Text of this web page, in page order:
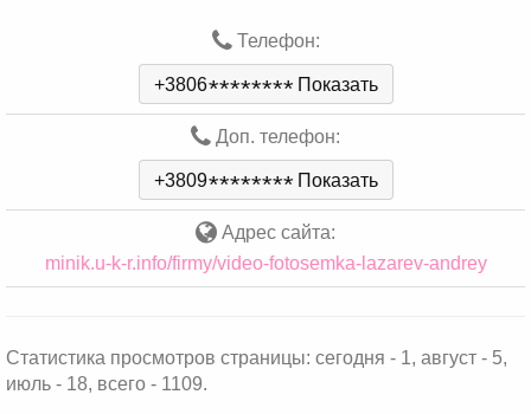
Телефон:
+3806******** Показать
Доп. телефон:
+3809******** Показать
Адрес сайта:
minik.u-k-r.info/firmy/video-fotosemka-lazarev-andrey
Статистика просмотров страницы: сегодня - 1, август - 5,
июль - 18, всего - 1109.